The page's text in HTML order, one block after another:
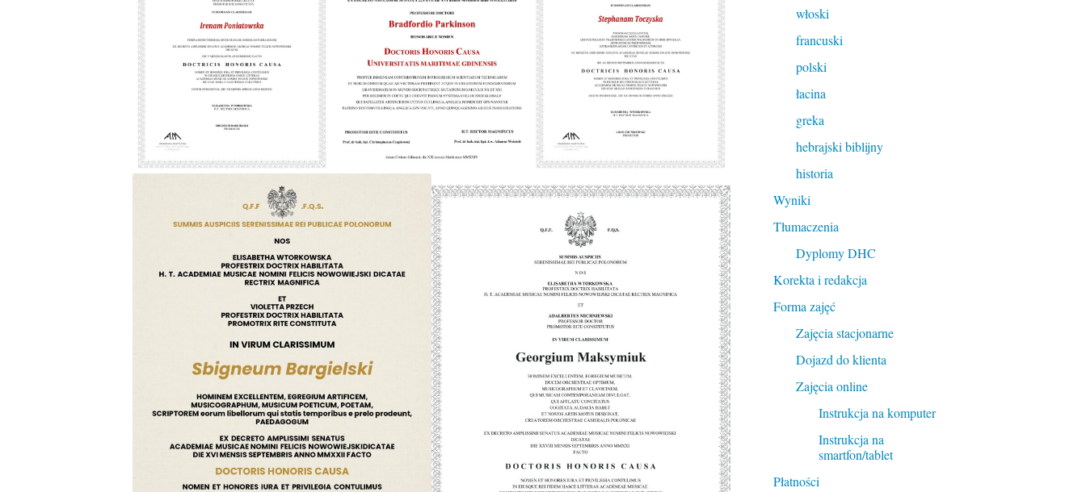
włoski
francuski
polski
łacina
greka
hebrajski biblijny
historia
Wyniki
Tłumaczenia
Dyplomy DHC
Korekta i redakcja
Forma zajęć
Zajęcia stacjonarne
Dojazd do klienta
Zajęcia online
Instrukcja na komputer
Instrukcja na
smartfon/tablet
Płatności